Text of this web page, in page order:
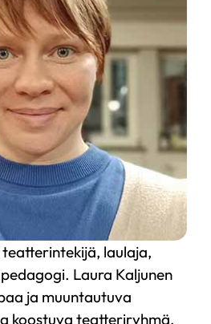
laulaja,
Laura Kaljunen
ja muuntautuva
koostuva teatteriryhmä,